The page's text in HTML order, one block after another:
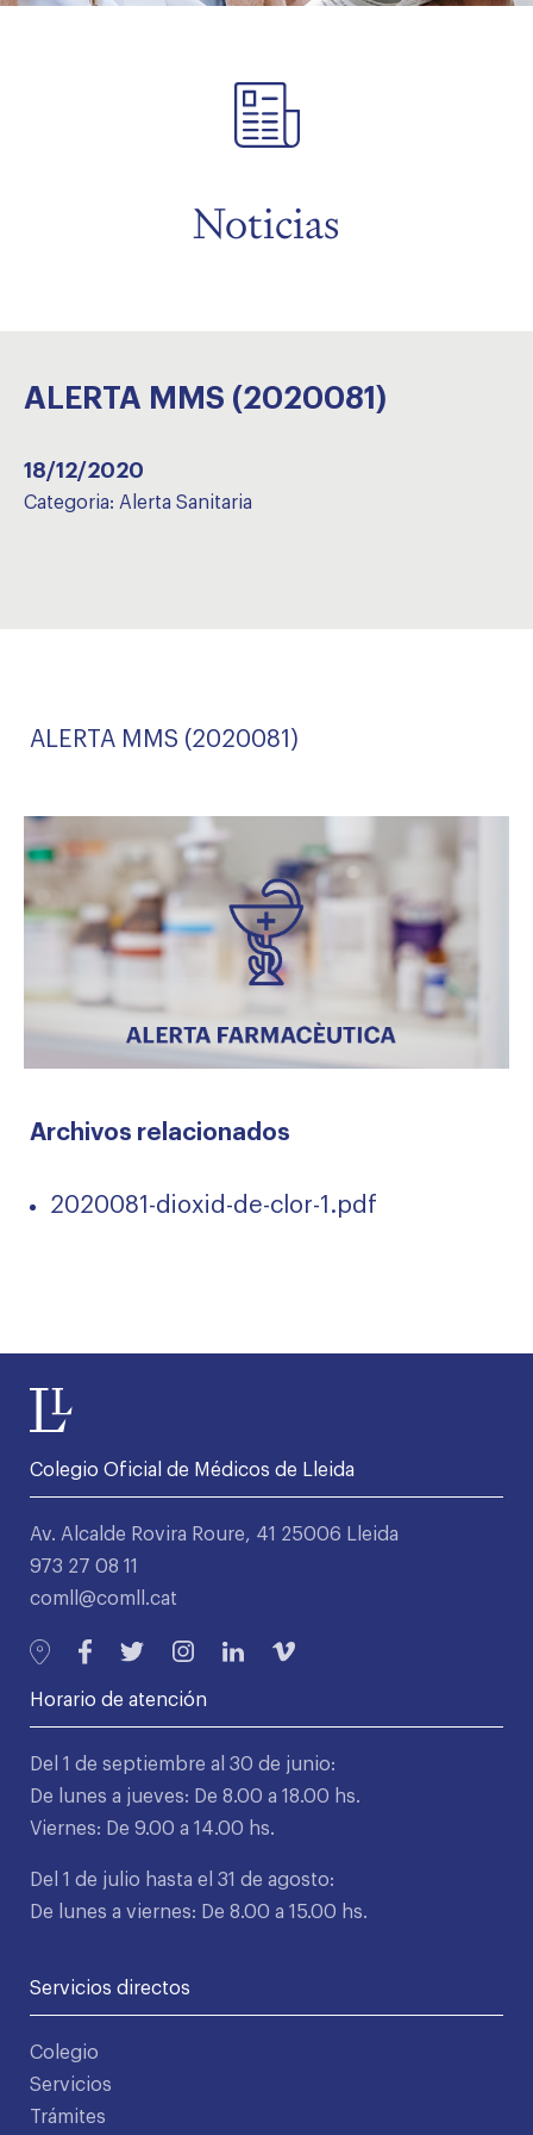
Noticias
ALERTA MMS (2020081)
18/12/2020
Categoria: Alerta Sanitaria
Archivos relacionados
2020081-dioxid-de-clor-1.pdf
ALERTA MMS (2020081)
Colegio Oficial de Médicos de Lleida
Av. Alcalde Rovira Roure, 41 25006 Lleida
973 27 08 11
comll@comll.cat
Horario de atención
Del 1 de septiembre al 30 de junio:
De lunes a jueves: De 8.00 a 18.00 hs.
Viernes: De 9.00 a 14.00 hs.
Del 1 de julio hasta el 31 de agosto:
De lunes a viernes: De 8.00 a 15.00 hs.
Servicios directos
Colegio
Servicios
Trámites